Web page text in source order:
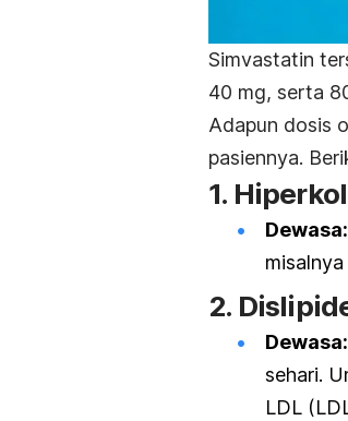
Simvastatin
40 mg, serta
Adapun dosis
pasiennya.
1.
Dewasa:
2.
Dewasa:
sehari.
LDL